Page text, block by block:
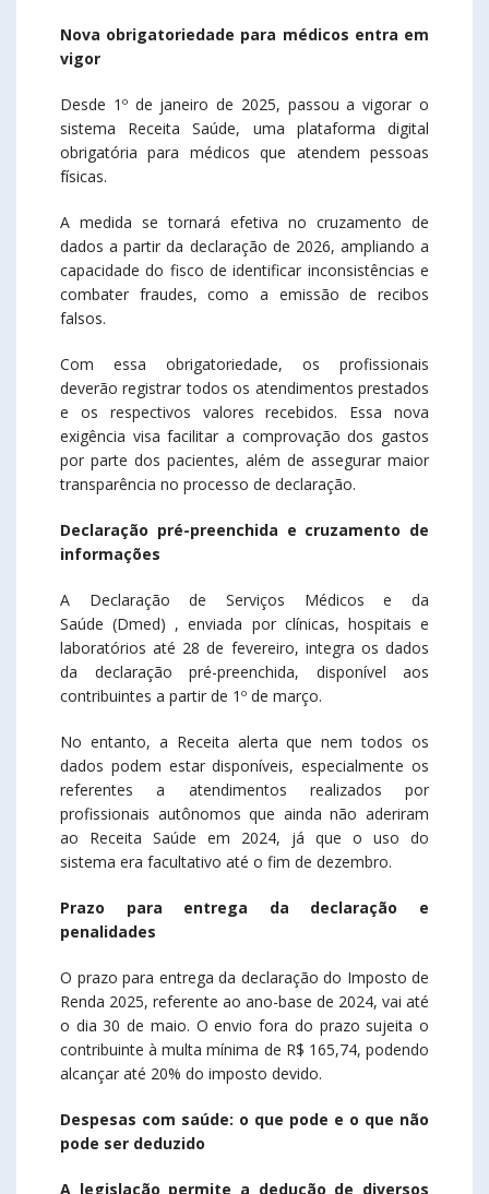
Nova obrigatoriedade para médicos entra em
vigor
Desde 1º de janeiro de 2025, passou a vigorar o
sistema Receita Saúde, uma plataforma digital
obrigatória para médicos que atendem pessoas
físicas.
A medida se tornará efetiva no cruzamento de
dados a partir da declaração de 2026, ampliando a
capacidade do fisco de identificar inconsistências e
combater fraudes, como a emissão de recibos
falsos.
Com essa obrigatoriedade, os profissionais
deverão registrar todos os atendimentos prestados
e os respectivos valores recebidos. Essa nova
exigência visa facilitar a comprovação dos gastos
por parte dos pacientes, além de assegurar maior
transparência no processo de declaração.
Declaração pré-preenchida e cruzamento de
informações
A Declaração de Serviços Médicos e da
Saúde (Dmed) , enviada por clínicas, hospitais e
laboratórios até 28 de fevereiro, integra os dados
da declaração pré-preenchida, disponível aos
contribuintes a partir de 1º de março.
No entanto, a Receita alerta que nem todos os
dados podem estar disponíveis, especialmente os
referentes a atendimentos realizados por
profissionais autônomos que ainda não aderiram
ao Receita Saúde em 2024, já que o uso do
sistema era facultativo até o fim de dezembro.
Prazo para entrega da declaração e
penalidades
O prazo para entrega da declaração do Imposto de
Renda 2025, referente ao ano-base de 2024, vai até
o dia 30 de maio. O envio fora do prazo sujeita o
contribuinte à multa mínima de R$ 165,74, podendo
alcançar até 20% do imposto devido.
Despesas com saúde: o que pode e o que não
pode ser deduzido
A legislação permite a dedução de diversos